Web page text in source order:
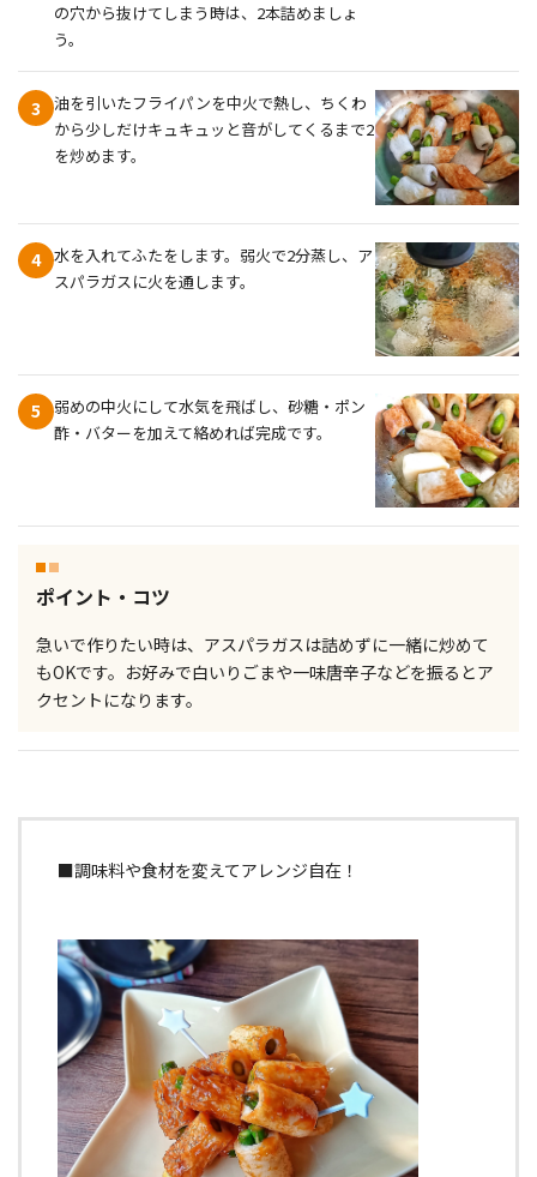
の穴から抜けてしまう時は、2本詰めましょ
う。
3
油を引いたフライパンを中火で熱し、ちくわ
から少しだけキュキュッと音がしてくるまで2
を炒めます。
4 水を入れてふたをします。弱火で2分蒸し、ア
スパラガスに火を通します。
5
弱めの中火にして水気を飛ばし、砂糖・ポン
酢・バターを加えて絡めれば完成です。
ポイント・コツ
急いで作りたい時は、アスパラガスは詰めずに一緒に炒めて
もOKです。お好みで白いりごまや一味唐辛子などを振るとア
クセントになります。
■調味料や食材を変えてアレンジ自在！